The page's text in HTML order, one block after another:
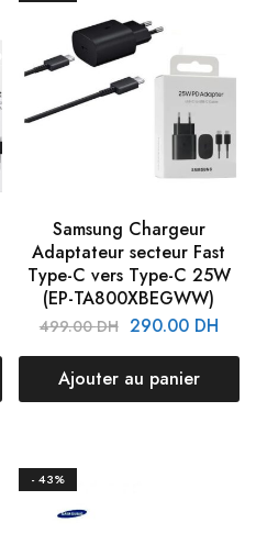
Samsung Chargeur
Adaptateur secteur Fast
Type-C vers Type-C 25W
(EP-TA800XBEGWW)
499.00DH 290.00 DH
Ajouter au panier
- 43%